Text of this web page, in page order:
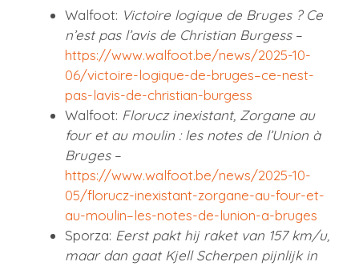
Walfoot: Victoire logique de Bruges ? Ce
n’est pas l’avis de Christian Burgess–
https://www.walfoot.be/news/2025-10-
06/victoire-logique-de-bruges–ce-nest-
pas-lavis-de-christian-burgess
Walfoot: Florucz inexistant, Zorgane au
four et au moulin : les notes de l’Union à
Bruges–
https://www.walfoot.be/news/2025-10-
05/florucz-inexistant-zorgane-au-four-et-
au-moulin–les-notes-de-lunion-a-bruges
Sporza: Eerst pakt hij raket van 157 km/u,
maar dan gaat Kjell Scherpen pijnlijk in